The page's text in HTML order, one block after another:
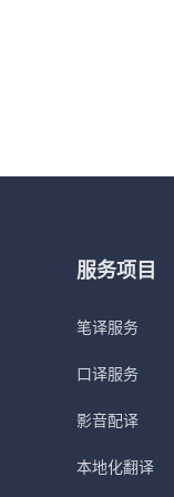
服务项目
笔译服务
口译服务
影音配译
本地化翻译